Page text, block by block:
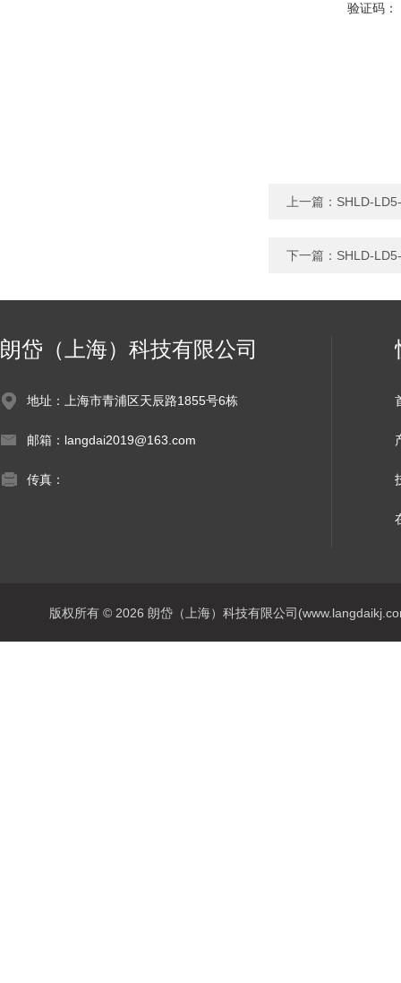
验证码：
上一篇： SHLD-
下一篇： SHLD-
朗岱（上海）科技有限公司
地址：上海市青浦区天辰路1855号6栋
邮箱：langdai2019@163.com
传真：
版权所有 © 2026 朗岱（上海）科技有限公司